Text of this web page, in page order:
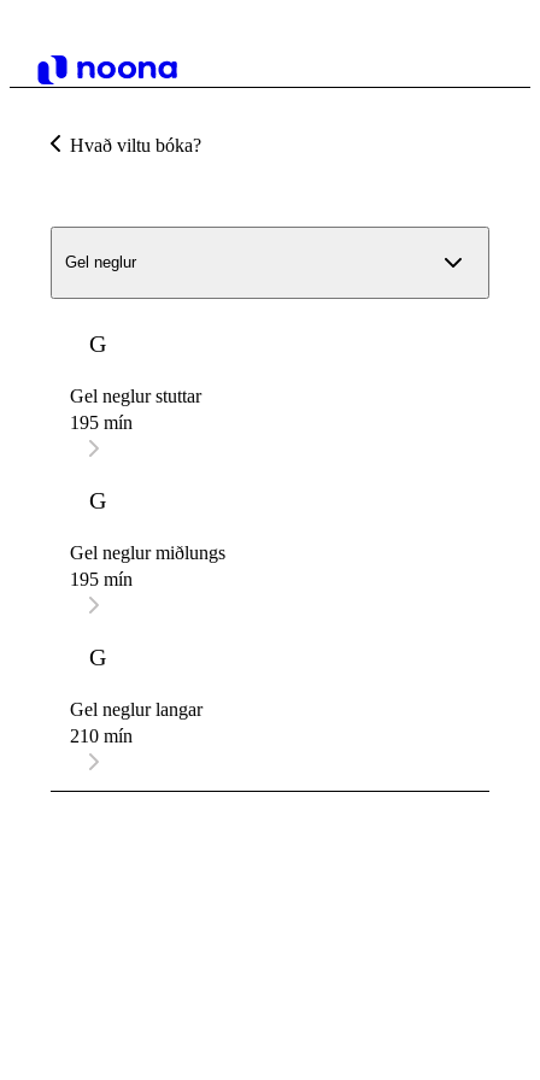
Hvað viltu bóka?
Gel neglur
G
Gel neglur stuttar
195 mín
G
Gel neglur miðlungs
195 mín
G
Gel neglur langar
210 mín